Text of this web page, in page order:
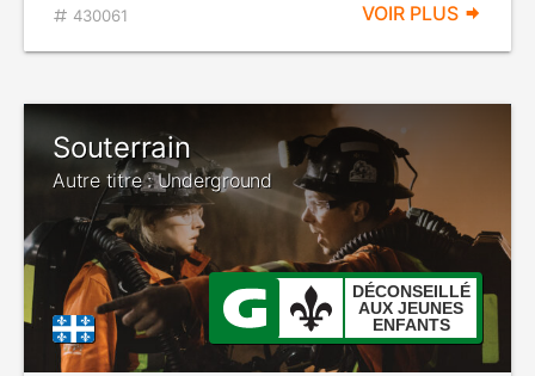
430061 VOIR PLUS
Souterrain
Autre titre : Underground
DÉCONSEILLÉ
AUX JEUNES
ENFANTS